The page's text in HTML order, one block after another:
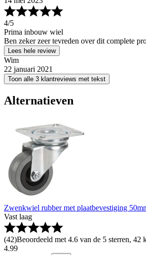
4/5
Prima inbouw wiel
Ben zeker zeer tevreden over dit complete
Lees hele review
Wim
22 januari 2021
Toon alle 3 klantreviews met tekst
Alternatieven
Zwenkwiel rubber met plaatbevestiging
Vast laag
(42)Beoordeeld met 4.6 van de 5 sterren, 42
4.99